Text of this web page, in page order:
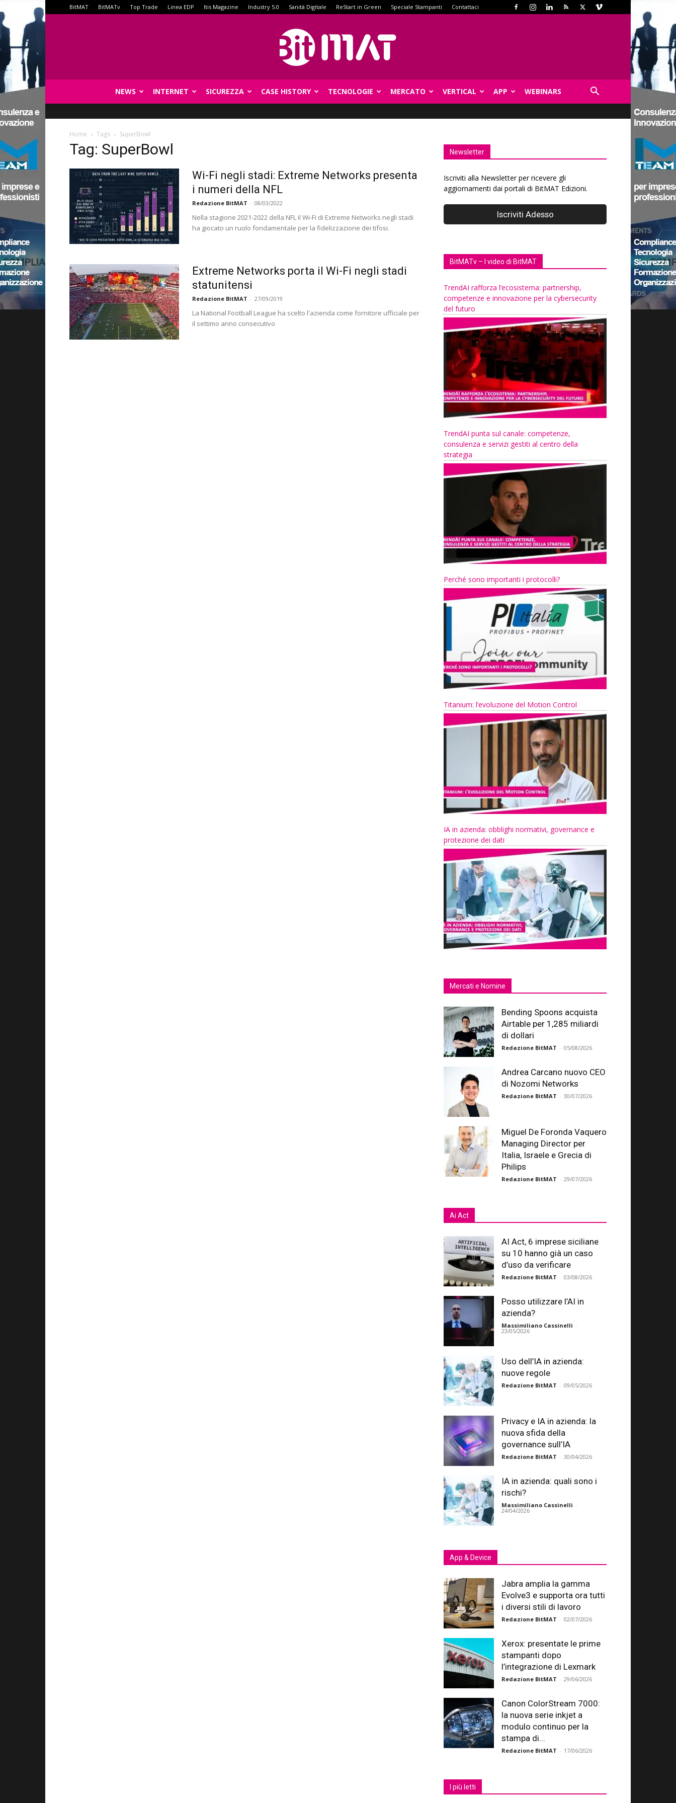
BitMAT BitMATv Top Trade Linea EDP Itis Magazine Industry 5.0 Sanità Digitale ReStart in Green Speciale Stampanti Contattaci
NEWS INTERNET SICUREZZA CASE HISTORY TECNOLOGIE MERCATO VERTICAL APP WEBINARS
Home Tags SuperBowl
Tag: SuperBowl
Wi-Fi negli stadi: Extreme Networks presenta
i numeri della NFL
Redazione BitMAT - 08/03/2022
Nella stagione 2021-2022 della NFL il Wi-Fi di Extreme Networks negli stadi
ha giocato un ruolo fondamentale per la fidelizzazione dei tifosi.
Extreme Networks porta il Wi-Fi negli stadi
statunitensi
Redazione BitMAT - 27/09/2019
La National Football League ha scelto l'azienda come fornitore ufficiale per
il settimo anno consecutivo
Newsletter
Iscriviti alla Newsletter per ricevere gli
aggiornamenti dai portali di BitMAT Edizioni.
BitMATv – I video di BitMAT
TrendAI rafforza l’ecosistema: partnership,
competenze e innovazione per la cybersecurity
del futuro
TrendAI punta sul canale: competenze,
consulenza e servizi gestiti al centro della
strategia
Perché sono importanti i protocolli?
Titanium: l’evoluzione del Motion Control
IA in azienda: obblighi normativi, governance e
protezione dei dati
Mercati e Nomine
Bending Spoons acquista
Airtable per 1,285 miliardi
di dollari
Redazione BitMAT - 05/08/2026
Andrea Carcano nuovo CEO
di Nozomi Networks
Redazione BitMAT - 30/07/2026
Miguel De Foronda Vaquero
Managing Director per
Italia, Israele e Grecia di
Philips
Redazione BitMAT - 29/07/2026
Ai Act
AI Act, 6 imprese siciliane
su 10 hanno già un caso
d’uso da verificare
Redazione BitMAT - 03/08/2026
Posso utilizzare l’AI in
azienda?
Massimiliano Cassinelli -
23/05/2026
Uso dell’IA in azienda:
nuove regole
Redazione BitMAT - 09/05/2026
Privacy e IA in azienda: la
nuova sfida della
governance sull’IA
Redazione BitMAT - 30/04/2026
IA in azienda: quali sono i
rischi?
Massimiliano Cassinelli -
24/04/2026
App & Device
Jabra amplia la gamma
Evolve3 e supporta ora tutti
i diversi stili di lavoro
Redazione BitMAT - 02/07/2026
Xerox: presentate le prime
stampanti dopo
l’integrazione di Lexmark
Redazione BitMAT - 29/06/2026
Canon ColorStream 7000:
la nuova serie inkjet a
modulo continuo per la
stampa di...
Redazione BitMAT - 17/06/2026
I più letti